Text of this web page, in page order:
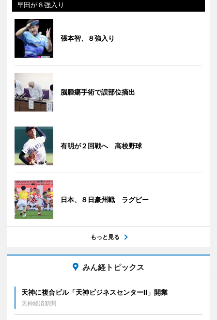
早田が８強入り
張本智、８強入り
脳腫瘍手術で誤部位摘出
有明が２回戦へ 高校野球
日本、８日豪州戦 ラグビー
もっと見る
みん経トピックス
天神に複合ビル「天神ビジネスセンターII」開業
天神経済新聞